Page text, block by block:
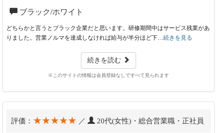
ブラック/ホワイト
どちらかと言うとブラック企業だと思います。研修期間中はサービス残業があ
りました。営業ノルマを達成しなければ給与が半分ほど下…続きを見る
続きを読む
※このサイトの情報は会員登録なしですべて見られます
評価： ★★★★★ ／ 20代(女性)・総合営業職・正社員